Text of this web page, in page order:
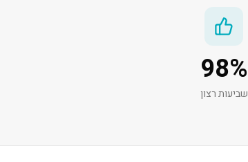
98%
שביעות רצון